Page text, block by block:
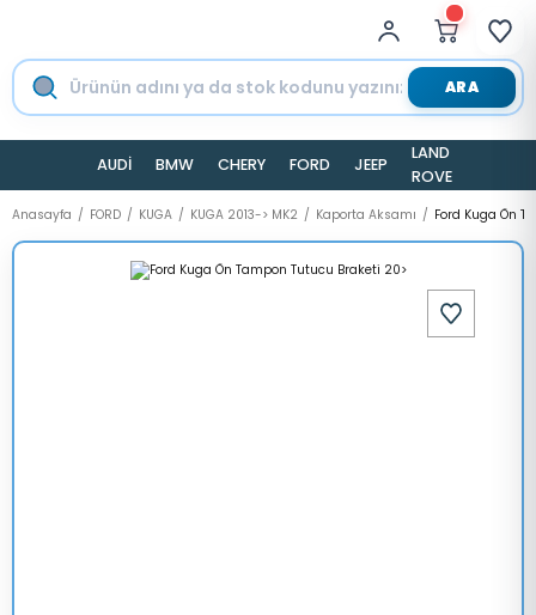
ARA
AUDİ BMW CHERY FORD JEEP
LAND
ROVER
Anasayfa FORD KUGA KUGA 2013-> MK2 Kaporta Aksamı Ford Kuga Ön